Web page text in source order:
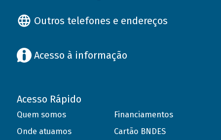
Outros telefones e endereços
Acesso à informação
Acesso Rápido
Quem somos
Onde atuamos
Financiamentos
Cartão BNDES